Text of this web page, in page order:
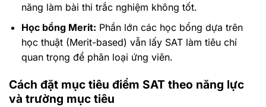
năng làm bài thi trắc nghiệm không tốt.
Học bổng Merit: Phần lớn các học bổng dựa trên
học thuật (Merit-based) vẫn lấy SAT làm tiêu chí
quan trọng để phân loại ứng viên.
Cách đặt mục tiêu điểm SAT theo năng lực
và trường mục tiêu